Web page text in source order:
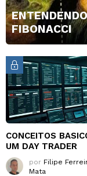
FIBONACCI
CONCEITOS
UM DAY TRADER
por Filipe
Mata